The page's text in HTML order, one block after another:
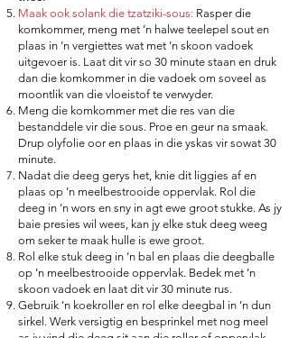
Maak ook solank die tzatziki-sous: Rasper die
komkommer, meng met ’n halwe teelepel sout en
plaas in ’n vergiettes wat met ’n skoon vadoek
uitgevoer is. Laat dit vir so 30 minute staan en druk
dan die komkommer in die vadoek om soveel as
moontlik van die vloeistof te verwyder.
Meng die komkommer met die res van die
bestanddele vir die sous. Proe en geur na smaak.
Drup olyfolie oor en plaas in die yskas vir sowat 30
minute.
Nadat die deeg gerys het, knie dit liggies af en
plaas op ’n meelbestrooide oppervlak. Rol die
deeg in ’n wors en sny in agt ewe groot stukke. As jy
baie presies wil wees, kan jy elke stuk deeg weeg
om seker te maak hulle is ewe groot.
Rol elke stuk deeg in ’n bal en plaas die deegballe
op ’n meelbestrooide oppervlak. Bedek met ’n
skoon vadoek en laat dit vir 30 minute rus.
Gebruik ’n koekroller en rol elke deegbal in ’n dun
sirkel. Werk versigtig en besprinkel met nog meel